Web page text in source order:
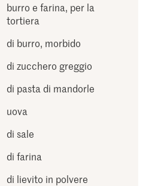
burro e farina, per la
tortiera
di burro, morbido
di zucchero greggio
di pasta di mandorle
uova
di sale
di farina
di lievito in polvere